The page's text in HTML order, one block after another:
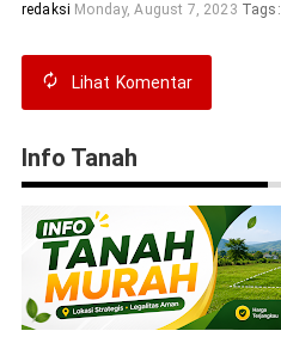
redaksi Monday, August 7, 2023 Tags:
Lihat Komentar
Info Tanah